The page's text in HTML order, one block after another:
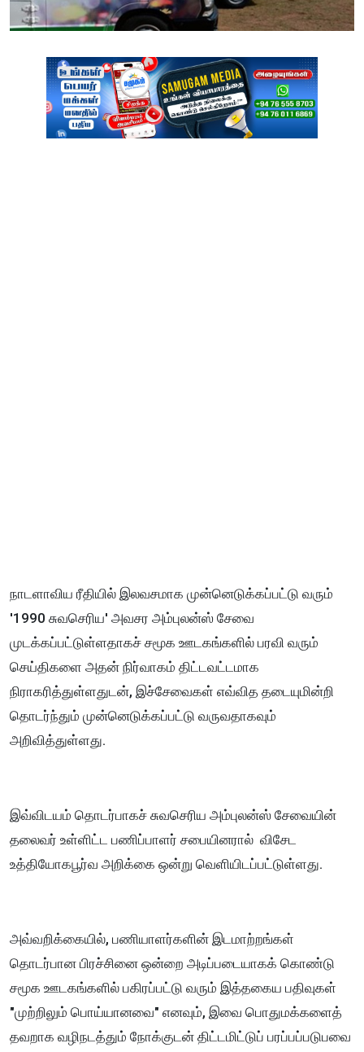
நாடளாவிய ரீதியில் இலவசமாக முன்னெடுக்கப்பட்டு வரும்
'1990 சுவசெரிய' அவசர அம்புலன்ஸ் சேவை
முடக்கப்பட்டுள்ளதாகச் சமூக ஊடகங்களில் பரவி வரும்
செய்திகளை அதன் நிர்வாகம் திட்டவட்டமாக
நிராகரித்துள்ளதுடன், இச்சேவைகள் எவ்வித தடையுமின்றி
தொடர்ந்தும் முன்னெடுக்கப்பட்டு வருவதாகவும்
அறிவித்துள்ளது.
இவ்விடயம் தொடர்பாகச் சுவசெரிய அம்புலன்ஸ் சேவையின்
தலைவர் உள்ளிட்ட பணிப்பாளர் சபையினரால் விசேட
உத்தியோகபூர்வ அறிக்கை ஒன்று வெளியிடப்பட்டுள்ளது.
அவ்வறிக்கையில், பணியாளர்களின் இடமாற்றங்கள்
தொடர்பான பிரச்சினை ஒன்றை அடிப்படையாகக் கொண்டு
சமூக ஊடகங்களில் பகிரப்பட்டு வரும் இத்தகைய பதிவுகள்
"முற்றிலும் பொய்யானவை" எனவும், இவை பொதுமக்களைத்
தவறாக வழிநடத்தும் நோக்குடன் திட்டமிட்டுப் பரப்பப்படுபவை